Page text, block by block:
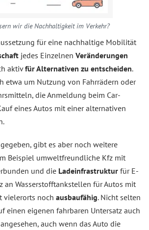
wir die Nachhaltigkeit im Verkehr?
für eine nachhaltige Mobilität
jedes Einzelnen Veränderungen
aktivfür Alternativen zu entscheiden.
etwa um Nutzung von Fahrrädern oder
die Anmeldung beim Car-
eines Autos mit einer alternativen
gibt es aber noch weitere
Beispiel umweltfreundliche Kfz mit
und die Ladeinfrastruktur für E-
an Wasserstofftankstellen für Autos mit
vielerorts noch ausbaufähig. Nicht selten
einen eigenen fahrbaren Untersatz auch
angesehen, auch wenn das Auto die